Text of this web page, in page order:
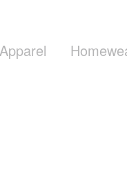
Apparel